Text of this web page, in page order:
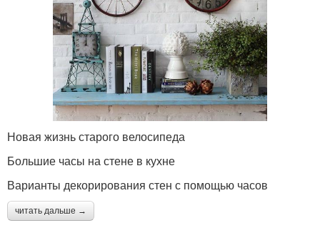
Новая жизнь старого велосипеда
Большие часы на стене в кухне
Варианты декорирования стен с помощью часов
читать дальше →